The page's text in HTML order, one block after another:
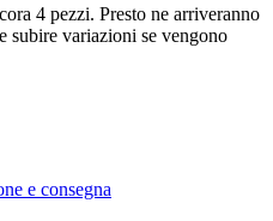
4 pezzi. Presto ne arriveranno
subire variazioni se vengono
e consegna